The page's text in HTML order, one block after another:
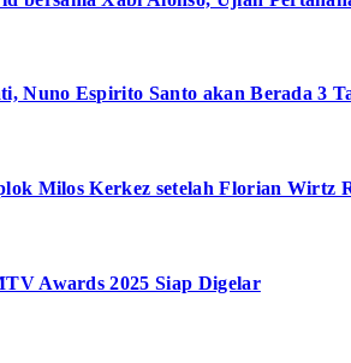
Nuno Espirito Santo akan Berada 3
Milos Kerkez setelah Florian Wirtz
Awards 2025 Siap Digelar